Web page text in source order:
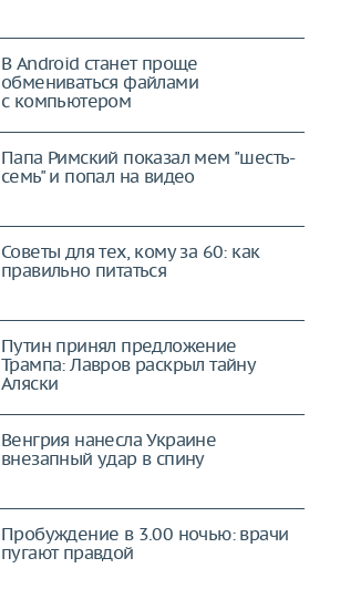
В Android станет проще
обмениваться файлами
с компьютером
Папа Римский показал мем "шесть-
семь" и попал на видео
Советы для тех, кому за 60: как
правильно питаться
Путин принял предложение
Трампа: Лавров раскрыл тайну
Аляски
Венгрия нанесла Украине
внезапный удар в спину
Пробуждение в 3.00 ночью: врачи
пугают правдой